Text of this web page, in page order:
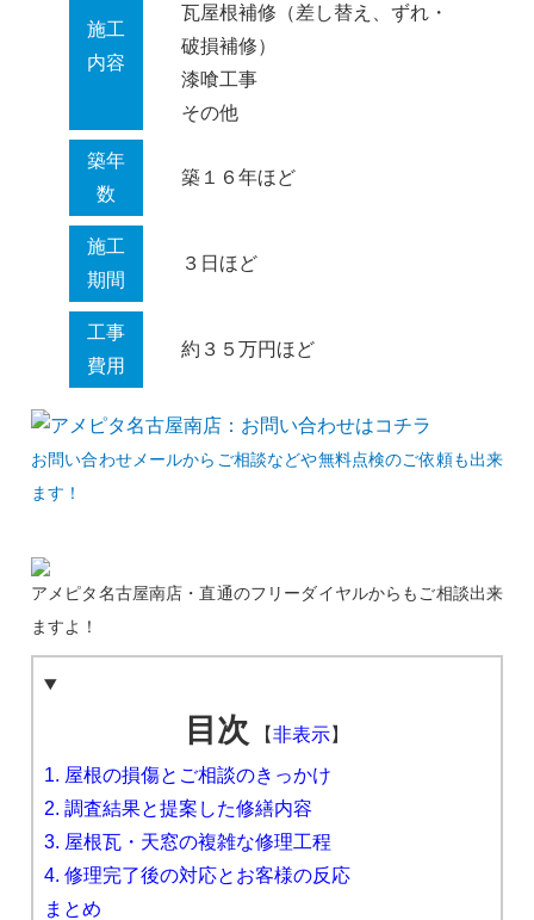
施工
内容
瓦屋根補修（差し替え、ずれ・
破損補修）
漆喰工事
その他
築年
数
築１６年ほど
施工
期間
３日ほど
工事
費用
約３５万円ほど
お問い合わせメールからご相談などや無料点検のご依頼も出来
ます！
アメピタ名古屋南店・直通のフリーダイヤルからもご相談出来
ますよ！
目次 【非表示】
1. 屋根の損傷とご相談のきっかけ
2. 調査結果と提案した修繕内容
3. 屋根瓦・天窓の複雑な修理工程
4. 修理完了後の対応とお客様の反応
まとめ